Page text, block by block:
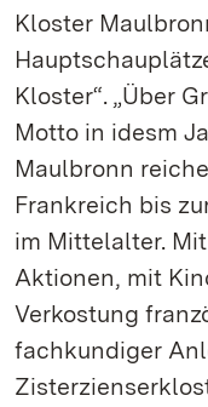
Kloster
Kloster“. „Über
Motto in idesm
Maulbronn
Frankreich bis
im Mittelalter.
Aktionen, mit
Verkostung
fachkundiger